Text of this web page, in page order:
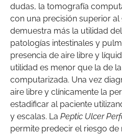
dudas, la tomografía
con una precisión superior al
demuestra más la utilidad
patologías intestinales y
presencia de aire libre y
utilidad es menor que la de
computarizada. Una vez
aire libre y clínicamente la
estadificar al paciente
y escalas. La Peptic Ulcer
permite predecir el riesgo de